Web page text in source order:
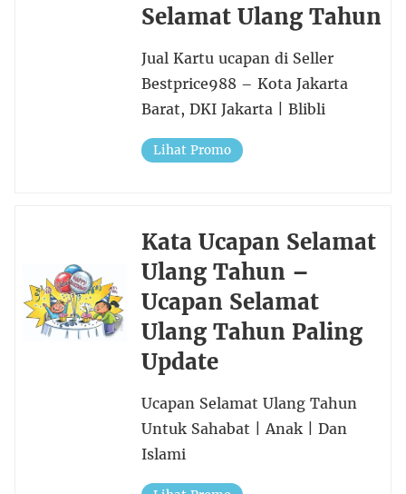
Selamat Ulang Tahun
Jual Kartu ucapan di Seller
Bestprice988 – Kota Jakarta
Barat, DKI Jakarta | Blibli
Lihat Promo
Kata Ucapan Selamat
Ulang Tahun –
Ucapan Selamat
Ulang Tahun Paling
Update
Ucapan Selamat Ulang Tahun
Untuk Sahabat | Anak | Dan
Islami